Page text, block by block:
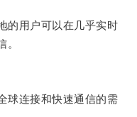
用户可以在几乎实时
。
连接和快速通信的需